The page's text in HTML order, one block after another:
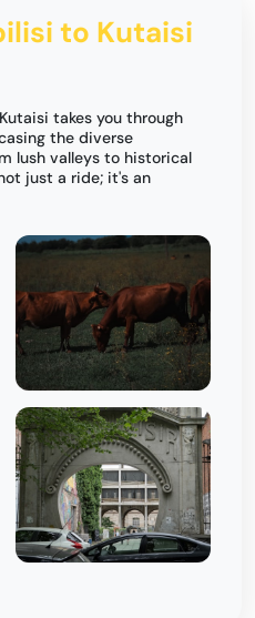
to Kutaisi
takes you through
the diverse
lush valleys to historical
just a ride; it's an